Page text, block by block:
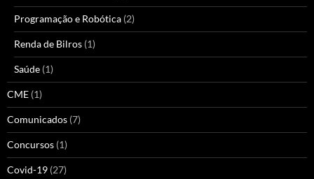
Programação e Robótica (2)
Renda de Bilros (1)
Saúde (1)
CME (1)
Comunicados (7)
Concursos (1)
Covid-19 (27)